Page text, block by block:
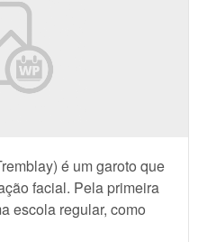
é um garoto que
facial. Pela primeira
escola regular, como